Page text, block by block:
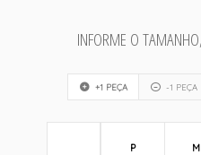
INFORME O
+1 PEÇA -1 PEÇA
P M